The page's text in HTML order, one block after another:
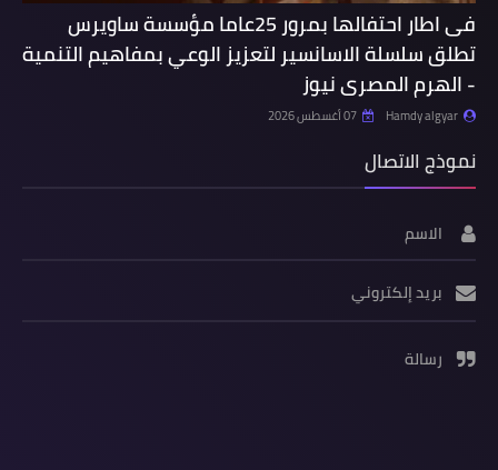
فى اطار احتفالها بمرور 25عاما مؤسسة ساويرس
تطلق سلسلة الاسانسير لتعزيز الوعي بمفاهيم التنمية
- الهرم المصرى نيوز
Hamdy algyar 07 أغسطس 2026
نموذج الاتصال
الاسم
بريد إلكتروني
رسالة